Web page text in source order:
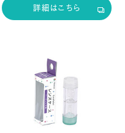
詳細はこちら